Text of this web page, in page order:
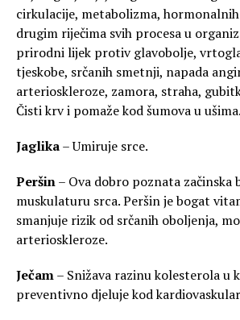
cirkulacije, metabolizma,
drugim riječima svih procesa u
prirodni lijek protiv glavobolje,
tjeskobe, srčanih smetnji, napada
arterioskleroze, zamora, straha,
Čisti krv i pomaže kod šumova u ušima.
Jaglika– Umiruje srce.
Peršin– Ova dobro poznata začinska
muskulaturu srca. Peršin je bogat
smanjuje rizik od srčanih oboljenja,
arterioskleroze.
Ječam– Snižava razinu kolesterola u
preventivno djeluje kod